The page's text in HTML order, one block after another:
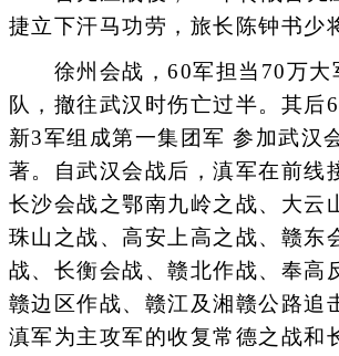
捷立下汗马功劳，旅长陈钟书少
徐州会战，60军担当70万大
队，撤往武汉时伤亡过半。其后
新3军组成第一集团军 参加武汉
著。自武汉会战后，滇军在前线
长沙会战之鄂南九岭之战、大云
珠山之战、高安上高之战、赣东
战、长衡会战、赣北作战、奉高
赣边区作战、赣江及湘赣公路追
滇军为主攻军的收复常德之战和